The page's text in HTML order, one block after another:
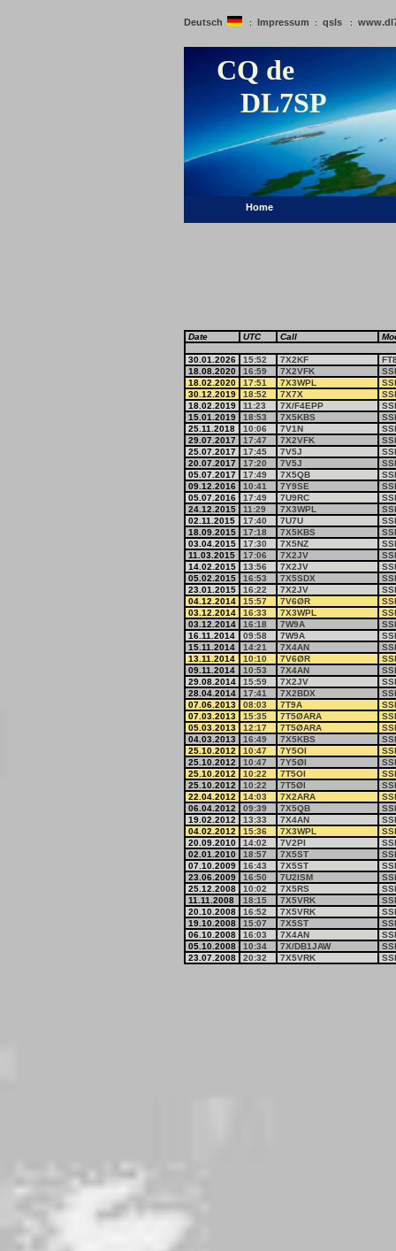
Deutsch : Impressum : qsls :
CQ de
DL7SP
Home
Date UTC Call
30.01.2026 15:52 7X2KF
18.08.2020
16:59 7X2VFK
18.02.2020
17:51 7X3WPL
30.12.2019
18:52 7X7X
18.02.2019
11:23 7X/F4EPP
15.01.2019
18:53 7X5KBS
25.11.2018
10:06 7V1N
29.07.2017
17:47 7X2VFK
25.07.2017
17:45 7V5J
20.07.2017
17:20 7V5J
05.07.2017
17:49 7X5QB
09.12.2016
10:41 7Y9SE
05.07.2016
17:49 7U9RC
24.12.2015
11:29 7X3WPL
02.11.2015
17:40 7U7U
18.09.2015
17:18 7X5KBS
03.04.2015
17:30 7X5NZ
11.03.2015
17:06 7X2JV
14.02.2015
13:56 7X2JV
05.02.2015
16:53 7X5SDX
23.01.2015
16:22 7X2JV
04.12.2014
15:57 7V6ØR
03.12.2014
16:33 7X3WPL
03.12.2014
16:18 7W9A
16.11.2014
09:58 7W9A
15.11.2014
14:21 7X4AN
13.11.2014
10:10 7V6ØR
09.11.2014
10:53 7X4AN
29.08.2014
15:59 7X2JV
28.04.2014
17:41 7X2BDX
07.06.2013
08:03 7T9A
07.03.2013
15:35 7T5ØARA
05.03.2013
12:17 7T5ØARA
04.03.2013
16:49 7X5KBS
25.10.2012
10:47 7Y5OI
25.10.2012
10:47 7Y5ØI
25.10.2012
10:22 7T5OI
25.10.2012
10:22 7T5ØI
22.04.2012
14:03 7X2ARA
06.04.2012
09:39 7X5QB
19.02.2012
13:33 7X4AN
04.02.2012
15:36 7X3WPL
20.09.2010
14:02 7V2PI
02.01.2010
18:57 7X5ST
07.10.2009
16:43 7X5ST
23.06.2009
16:50 7U2ISM
25.12.2008
10:02 7X5RS
11.11.2008
18:15 7X5VRK
20.10.2008
16:52 7X5VRK
19.10.2008
15:07 7X5ST
06.10.2008
16:03 7X4AN
05.10.2008
10:34 7X/DB1JAW
23.07.2008
20:32 7X5VRK